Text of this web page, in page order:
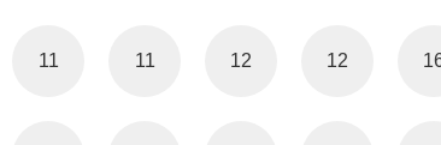
11 11 12 12